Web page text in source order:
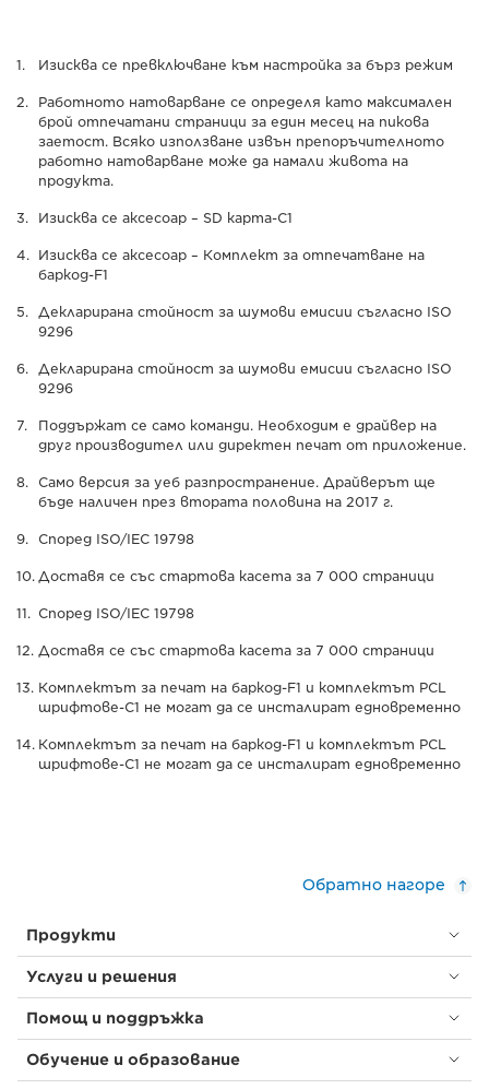
Изисква се превключване към настройка за бърз режим
Работното натоварване се определя като максимален
брой отпечатани страници за един месец на пикова
заетост. Всяко използване извън препоръчителното
работно натоварване може да намали живота на
продукта.
Изисква се аксесоар – SD карта-C1
Изисква се аксесоар – Комплект за отпечатване на
баркод-F1
Декларирана стойност за шумови емисии съгласно ISO
9296
Декларирана стойност за шумови емисии съгласно ISO
9296
Поддържат се само команди. Необходим е драйвер на
друг производител или директен печат от приложение.
Само версия за уеб разпространение. Драйверът ще
бъде наличен през втората половина на 2017 г.
Според ISO/IEC 19798
Доставя се със стартова касета за 7 000 страници
Според ISO/IEC 19798
Доставя се със стартова касета за 7 000 страници
Комплектът за печат на баркод-F1 и комплектът PCL
шрифтове-C1 не могат да се инсталират едновременно
Комплектът за печат на баркод-F1 и комплектът PCL
шрифтове-C1 не могат да се инсталират едновременно
Обратно нагоре
Продукти
Услуги и решения
Помощ и поддръжка
Обучение и образование